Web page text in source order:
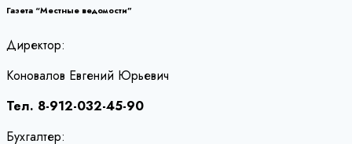
Газета “Местные ведомости”
Директор:
Коновалов Евгений Юрьевич
Тел. 8-912-032-45-90
Бухгалтер: